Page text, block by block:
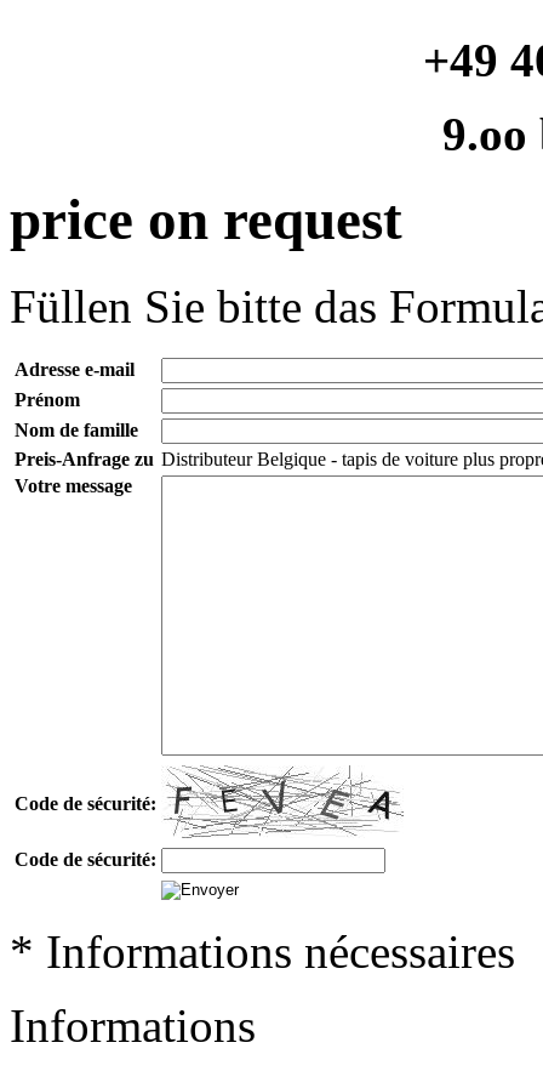
+49
9.oo
price on request
Füllen Sie bitte das
Adresse e-mail
Prénom
Nom de famille
Preis-Anfrage zu Distributeur Belgique - tapis de voiture plus
Votre message
Code de sécurité:
Code de sécurité:
* Informations nécessaires
Informations